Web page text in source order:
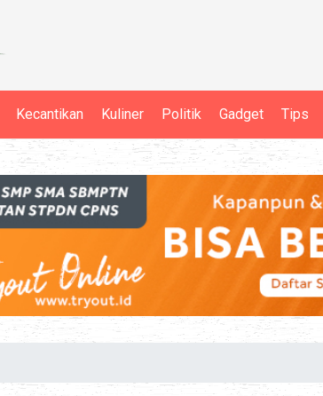
Kecantikan Kuliner Politik Gadget Tips